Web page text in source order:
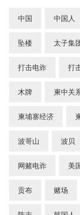
中国 中国人
坠楼 太子集
打击电诈 打
木牌 柬中关
柬埔寨经济
波哥山 波贝
网赌电诈 美
贡布 赌场